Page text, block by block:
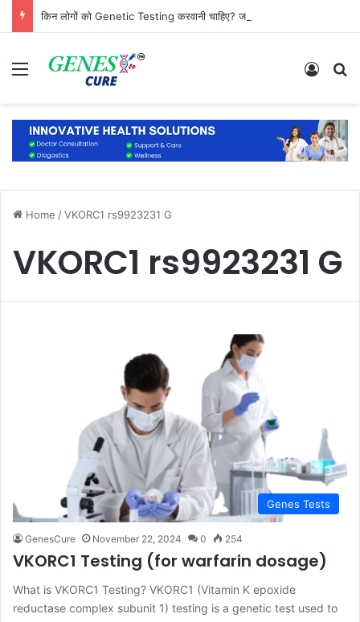
Menu Log In
Home /VKORC1 rs9923231 G
VKORC1 rs9923231 G
Genes Tests
GenesCure November 22, 2024 0 254
VKORC1 Testing (for warfarin dosage)
What is VKORC1 Testing? VKORC1 (Vitamin K epoxide
reductase complex subunit 1) testing is a genetic test used to